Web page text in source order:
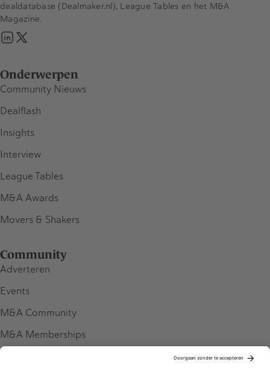
Onderwerpen
Community Nieuws
Dealflash
Insights
Interview
League Tables
M&A Awards
Movers & Shakers
Community
Adverteren
Events
M&A Community
M&A Memberships
dealdatabase (Dealmaker.nl), League Tables en het M&A
Magazine.